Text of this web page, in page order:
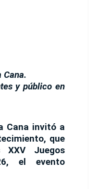
y público en
Cana invitó a
que
XXV Juegos
, el evento